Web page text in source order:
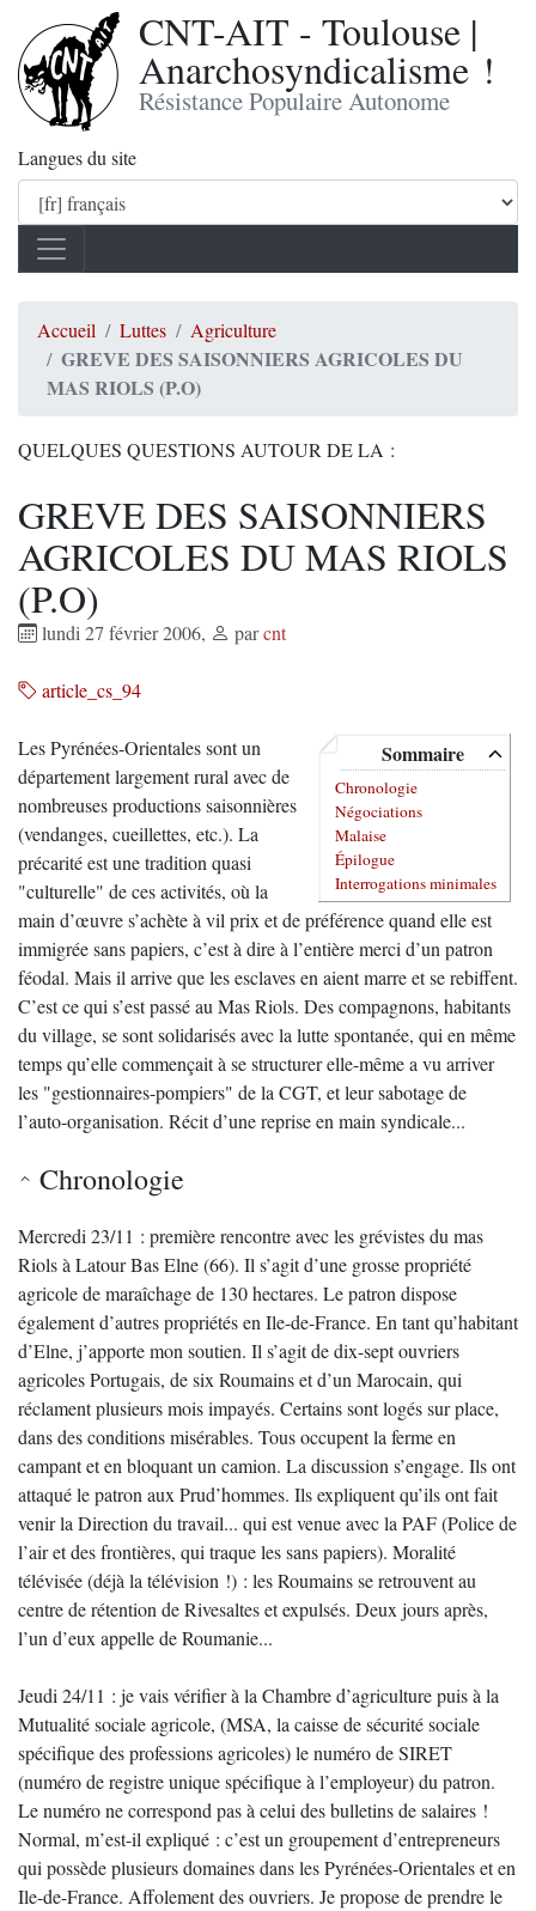
CNT-AIT - Toulouse |
Anarchosyndicalisme !
Résistance Populaire Autonome
Langues du site
Accueil Luttes Agriculture
GREVE DES SAISONNIERS AGRICOLES DU
MAS RIOLS (P.O)
QUELQUES QUESTIONS AUTOUR DE LA :
GREVE DES SAISONNIERS
AGRICOLES DU MAS RIOLS
(P.O)
lundi 27 février 2006, parcnt
article_cs_94
Sommaire
Chronologie
Négociations
Malaise
Épilogue
Interrogations minimales
Les Pyrénées-Orientales sont un
département largement rural avec de
nombreuses productions saisonnières
(vendanges, cueillettes, etc.). La
précarité est une tradition quasi
"culturelle" de ces activités, où la
main d’œuvre s’achète à vil prix et de préférence quand elle est
immigrée sans papiers, c’est à dire à l’entière merci d’un patron
féodal. Mais il arrive que les esclaves en aient marre et se rebiffent.
C’est ce qui s’est passé au Mas Riols. Des compagnons, habitants
du village, se sont solidarisés avec la lutte spontanée, qui en même
temps qu’elle commençait à se structurer elle-même a vu arriver
les "gestionnaires-pompiers" de la CGT, et leur sabotage de
l’auto-organisation. Récit d’une reprise en main syndicale...
Chronologie
Mercredi 23/11 : première rencontre avec les grévistes du mas
Riols à Latour Bas Elne (66). Il s’agit d’une grosse propriété
agricole de maraîchage de 130 hectares. Le patron dispose
également d’autres propriétés en Ile-de-France. En tant qu’habitant
d’Elne, j’apporte mon soutien. Il s’agit de dix-sept ouvriers
agricoles Portugais, de six Roumains et d’un Marocain, qui
réclament plusieurs mois impayés. Certains sont logés sur place,
dans des conditions misérables. Tous occupent la ferme en
campant et en bloquant un camion. La discussion s’engage. Ils ont
attaqué le patron aux Prud’hommes. Ils expliquent qu’ils ont fait
venir la Direction du travail... qui est venue avec la PAF (Police de
l’air et des frontières, qui traque les sans papiers). Moralité
télévisée (déjà la télévision !) : les Roumains se retrouvent au
centre de rétention de Rivesaltes et expulsés. Deux jours après,
l’un d’eux appelle de Roumanie...
Jeudi 24/11 : je vais vérifier à la Chambre d’agriculture puis à la
Mutualité sociale agricole, (MSA, la caisse de sécurité sociale
spécifique des professions agricoles) le numéro de SIRET
(numéro de registre unique spécifique à l’employeur) du patron.
Le numéro ne correspond pas à celui des bulletins de salaires !
Normal, m’est-il expliqué : c’est un groupement d’entrepreneurs
qui possède plusieurs domaines dans les Pyrénées-Orientales et en
Ile-de-France. Affolement des ouvriers. Je propose de prendre le